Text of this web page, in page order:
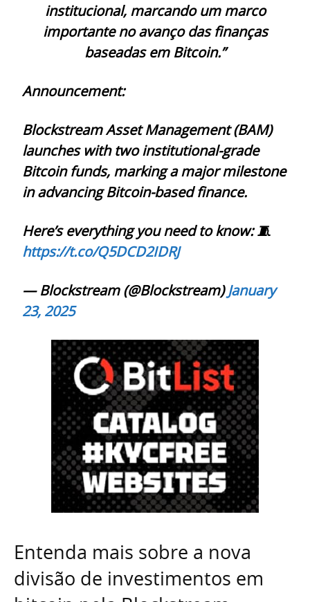
institucional, marcando um marco
importante no avanço das finanças
baseadas em Bitcoin.”
Announcement:
Blockstream Asset Management (BAM)
launches with two institutional-grade
Bitcoin funds, marking a major milestone
in advancing Bitcoin-based finance.
Here’s everything you need to know: 🧵
https://t.co/Q5DCD2IDRJ
— Blockstream (@Blockstream)January
23, 2025
Entenda mais sobre a nova
divisão de investimentos em